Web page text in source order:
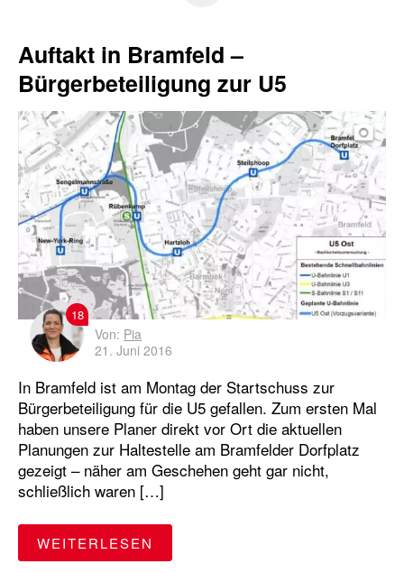
Fahrplan Gleisdreieck
Großveranstaltungen HADAG Hamburg
Harburg Historisches HOCHBAHN
Hochbahn-Wache Horner Geest HVV
Hybridbusse Innovative Antriebe
Komplementäre Mobilität
Notrufsäule Oldenfelde Sicherheit
Streckensperrungen switchh Ticket
U-Bahn U-Bahn-Ausbau U1
U3 U4 U5
Auftakt in Bramfeld –
Bürgerbeteiligung zur U5
18
Von: Pia
21. Juni 2016
In Bramfeld ist am Montag der Startschuss zur
Bürgerbeteiligung für die U5 gefallen. Zum ersten Mal
haben unsere Planer direkt vor Ort die aktuellen
Planungen zur Haltestelle am Bramfelder Dorfplatz
gezeigt – näher am Geschehen geht gar nicht,
schließlich waren […]
WEITERLESEN